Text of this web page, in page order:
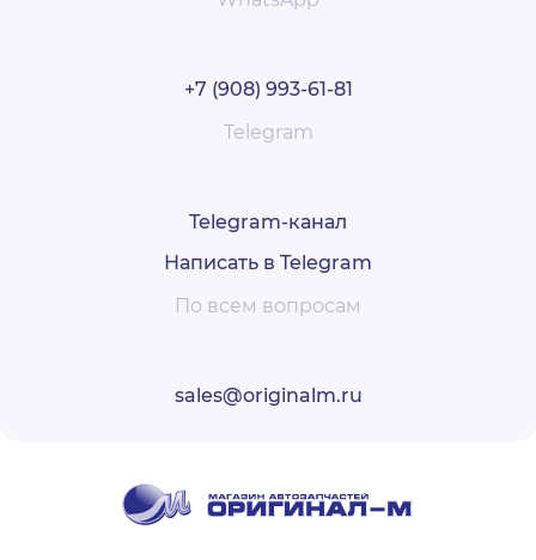
+7 (908) 993-61-81
Telegram
Telegram-канал
Написать в Telegram
По всем вопросам
sales@originalm.ru